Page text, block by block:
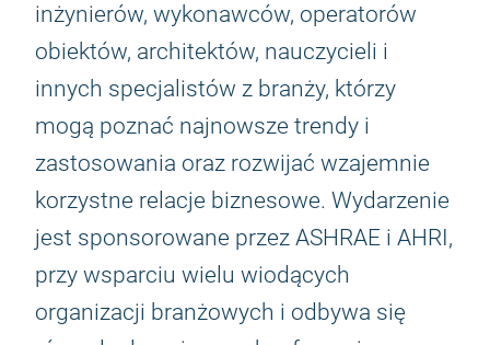
inżynierów, wykonawców, operatorów
obiektów, architektów, nauczycieli i
innych specjalistów z branży, którzy
mogą poznać najnowsze trendy i
zastosowania oraz rozwijać wzajemnie
korzystne relacje biznesowe. Wydarzenie
jest sponsorowane przez ASHRAE i AHRI,
przy wsparciu wielu wiodących
organizacji branżowych i odbywa się